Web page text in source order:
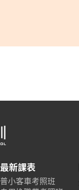
最新課表
普小客車考照班